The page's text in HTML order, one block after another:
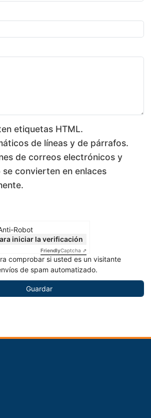
etiquetas HTML.
de líneas y de párrafos.
de correos electrónicos y
se convierten en enlaces
Robot
iniciar la verificación
FriendlyCaptcha ⇗
comprobar si usted es un visitante
de spam automatizado.